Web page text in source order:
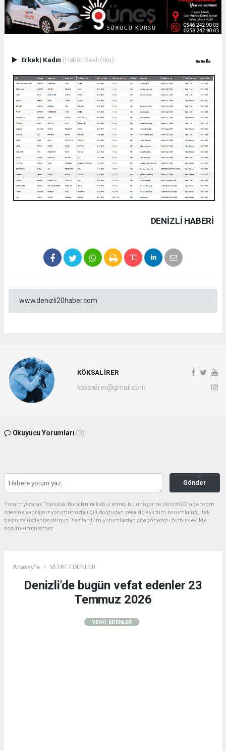
Erkek| Kadın (Haberi Sesli Oku)
DENIZLI HABERİ
www.denizli20haber.com
KÖKSAL İRER
koksalirer@gmail.com
Okuyucu Yorumları (0)
Gönder
Yorum yazarak Topluluk Kuralları’nı kabul etmiş bulunuyor ve denizli20haber.com
sitesine yaptığınız yorumunuzla ilgili doğrudan veya dolaylı tüm sorumluluğu tek
başınıza üstleniyorsunuz. Yazılan tüm yorumlardan site yönetimi hiçbir şekilde
sorumlu tutulamaz.
Anasayfa VEFAT EDENLER
Denizli'de bugün vefat edenler 23
Temmuz 2026
VEFAT EDENLER